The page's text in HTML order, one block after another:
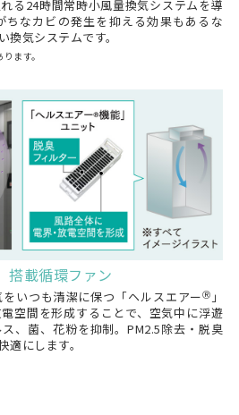
る24時間常時小風量換気システムを導
ちなカビの発生を抑える効果もあるな
換気システムです。
ます。
搭載循環ファン
いつも清潔に保つ「ヘルスエアーⓇ 」
空間を形成することで、空気中に浮遊
、菌、花粉を抑制。PM2.5除去・脱臭
にします。